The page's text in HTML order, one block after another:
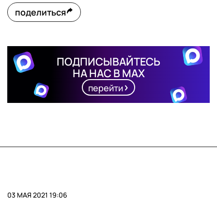
поделиться
ПОДПИСЫВАЙТЕСЬ
НА НАС В MAX
перейти
03 МАЯ 2021 19:06